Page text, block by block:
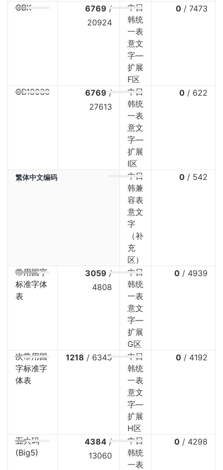
GBK 6769 /
20924
中日
韩统
一表
意文
字—
扩展
F区
0 / 7473
GB18030 6769 /
27613
中日
韩统
一表
意文
字—
扩展
I区
0 / 622
繁体中文编码
中日
韩兼
容表
意文
字
（补
充
区）
0 / 542
常用国字
标准字体
表
3059 /
4808
中日
韩统
一表
意文
字—
扩展
G区
0 / 4939
次常用国
字标准字
体表
1218 / 6343
中日
韩统
一表
意文
字—
扩展
H区
0 / 4192
五大码
(Big5)
4384 /
13060
中日
韩统
一表
0 / 4298